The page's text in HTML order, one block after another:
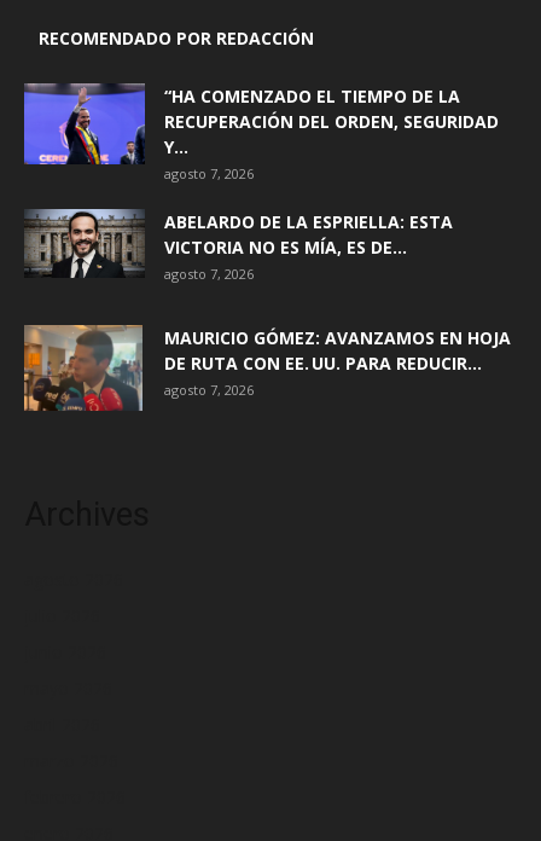
RECOMENDADO POR REDACCIÓN
“HA COMENZADO EL TIEMPO DE LA
RECUPERACIÓN DEL ORDEN, SEGURIDAD
Y...
agosto 7, 2026
ABELARDO DE LA ESPRIELLA: ESTA
VICTORIA NO ES MÍA, ES DE...
agosto 7, 2026
MAURICIO GÓMEZ: AVANZAMOS EN HOJA
DE RUTA CON EE. UU. PARA REDUCIR...
agosto 7, 2026